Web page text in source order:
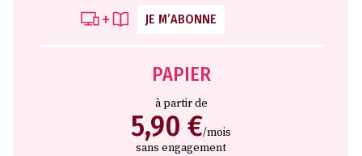
JE M’ABONNE
PAPIER
à partir de
5,90 €/mois
sans engagement